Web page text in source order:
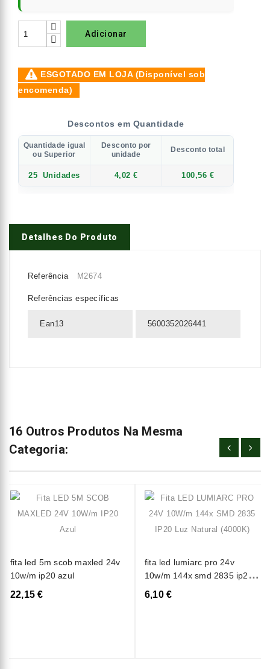
Adicionar
ESGOTADO EM LOJA (Disponível sob
encomenda)
Descontos em Quantidade
Quantidade igual
ou Superior
Desconto por
unidade
Desconto total
25 Unidades 4,02 € 100,56 €
Detalhes Do Produto
Referência M2674
Referências específicas
Ean13 5600352026441
16 Outros Produtos Na Mesma
Categoria:
fita led 5m scob maxled 24v
10w/m ip20 azul
22,15 €
fita led lumiarc pro 24v
10w/m 144x smd 2835 ip20
luz natural (4000k)
6,10 €